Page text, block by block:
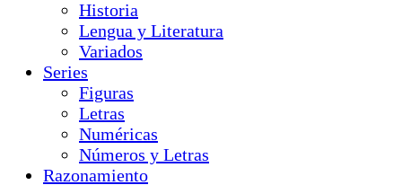
Historia
Lengua y Literatura
Variados
Series
Figuras
Letras
Numéricas
Números y Letras
Razonamiento